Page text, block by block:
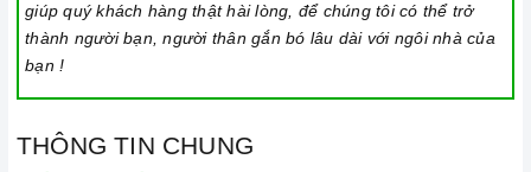
giúp quý khách hàng thật hài lòng, để chúng tôi có thể trở
thành người bạn, người thân gắn bó lâu dài với ngôi nhà của
bạn !
THÔNG TIN CHUNG